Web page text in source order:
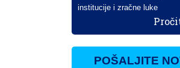
institucije i zračne luke
POŠALJITE